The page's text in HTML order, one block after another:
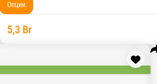
Опции
5,3 Br